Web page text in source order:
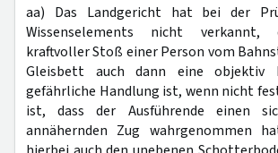
aa) Das Landgericht hat bei der
Wissenselements nicht verkannt,
kraftvoller Stoß einer Person vom
Gleisbett auch dann eine objektiv
gefährliche Handlung ist, wenn nicht
ist, dass der Ausführende einen
annähernden Zug wahrgenommen